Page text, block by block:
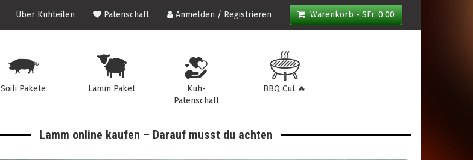
Warenkorb - SFr. 0.00
Über Kuhteilen Patenschaft Anmelden / Registrieren
Söili Pakete Lamm Paket
Kuh-
Patenschaft
BBQ Cut 🔥
Lamm online kaufen – Darauf musst du achten